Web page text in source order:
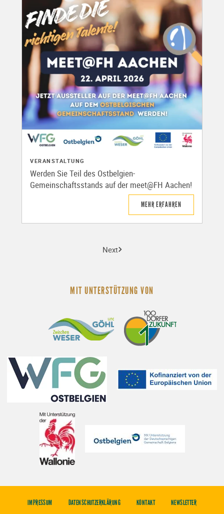
VERANSTALTUNG
Werden Sie Teil des Ostbelgien-
Gemeinschaftsstands auf der meet@FH Aachen!
MEHR ERFAHREN
Next
MIT UNTERSTÜTZUNG VON
IMPRESSUM DATENSCHUTZERKLÄRUNG KONTAKT NEWSLETTER